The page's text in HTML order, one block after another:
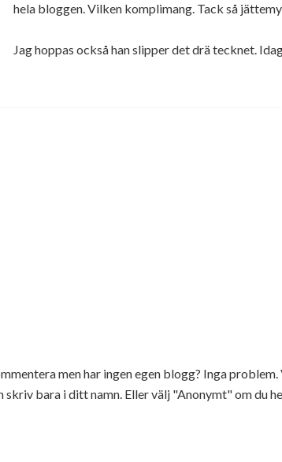
hela bloggen. Vilken komplimang. Tack så
Jag hoppas också han slipper det drä tecknet.
men har ingen egen blogg? Inga
skriv bara i ditt namn. Eller välj "Anonymt" om du